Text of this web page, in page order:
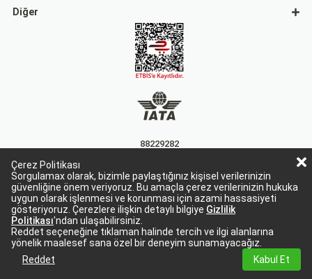
Çerez Politikası
Sorgulamax olarak, bizimle paylaştığınız kişisel verilerinizin
güvenliğine önem veriyoruz. Bu amaçla çerez verilerinizin hukuka
uygun olarak işlenmesi ve korunması için azami hassasiyeti
gösteriyoruz. Çerezlere ilişkin detaylı bilgiye Gizlilik
Politikası'ndan ulaşabilirsiniz.
Reddet seçeneğine tıklaman halinde tercih ve ilgi alanlarına
yönelik maalesef sana özel bir deneyim sunamayacağız.
Reddet
Kabul Et
Diğer
88229282
15863
Sorgulamax Turizim, TURSAB Belge No: 15863